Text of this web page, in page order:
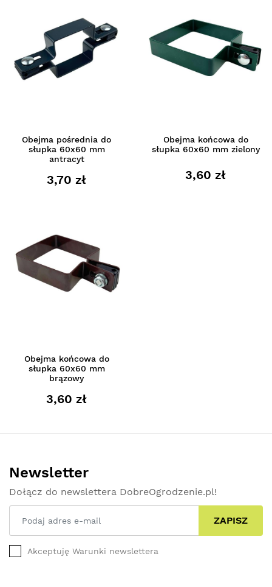
Obejma pośrednia do
słupka 60x60 mm
antracyt
3,70 zł
Obejma końcowa do
słupka 60x60 mm zielony
3,60 zł
Obejma końcowa do
słupka 60x60 mm
brązowy
3,60 zł
Newsletter
Dołącz do newslettera DobreOgrodzenie.pl!
ZAPISZ
Akceptuję Warunki newslettera